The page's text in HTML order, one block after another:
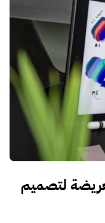
العريضة لتصميم